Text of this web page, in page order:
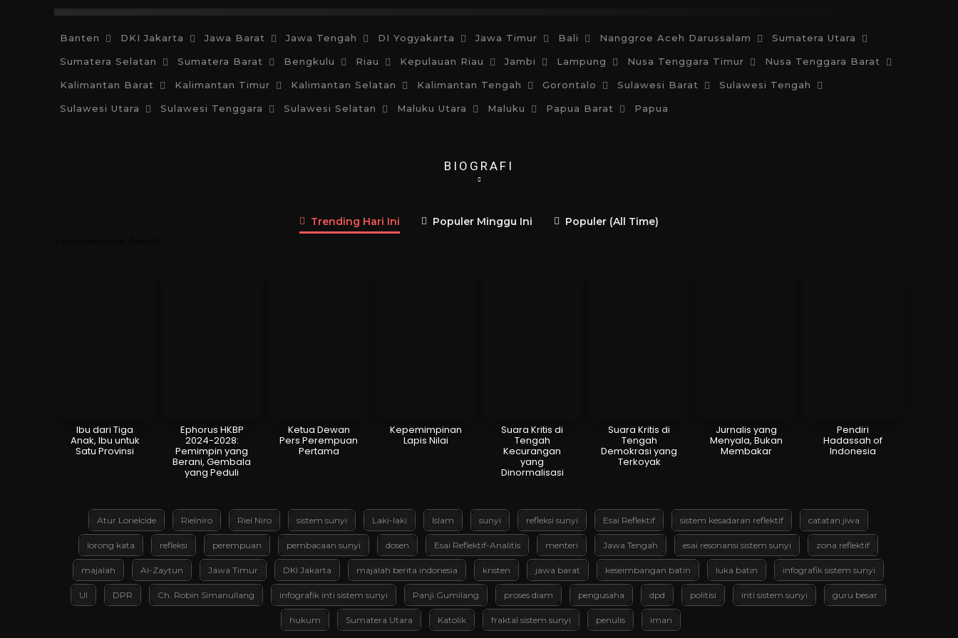
Banten DKI Jakarta Jawa Barat Jawa Tengah DI Yogyakarta Jawa Timur Bali Nanggroe Aceh Darussalam Sumatera Utara
Sumatera Selatan Sumatera Barat Bengkulu Riau Kepulauan Riau Jambi Lampung Nusa Tenggara Timur Nusa Tenggara Barat
Kalimantan Barat Kalimantan Timur Kalimantan Selatan Kalimantan Tengah Gorontalo Sulawesi Barat Sulawesi Tengah
Sulawesi Utara Sulawesi Tenggara Sulawesi Selatan Maluku Utara Maluku Papua Barat Papua
BIOGRAFI
Trending Hari Ini Populer Minggu Ini Populer (All Time)
Ibu dari Tiga
Anak, Ibu untuk
Satu Provinsi
Ephorus HKBP
2024-2028:
Pemimpin yang
Berani, Gembala
yang Peduli
Ketua Dewan
Pers Perempuan
Pertama
Kepemimpinan
Lapis Nilai
Suara Kritis di
Tengah
Kecurangan
yang
Dinormalisasi
Suara Kritis di
Tengah
Demokrasi yang
Terkoyak
Jurnalis yang
Menyala, Bukan
Membakar
Pendiri
Hadassah of
Indonesia
Atur Lorielcide Rielniro Riel Niro sistem sunyi Laki-laki Islam sunyi refleksi sunyi Esai Reflektif sistem kesadaran reflektif catatan jiwa
lorong kata refleksi perempuan pembacaan sunyi dosen Esai Reflektif-Analitis menteri Jawa Tengah esai resonansi sistem sunyi zona reflektif
majalah Al-Zaytun Jawa Timur DKI Jakarta majalah berita indonesia kristen jawa barat keseimbangan batin luka batin infografik sistem sunyi
UI DPR Ch. Robin Simanullang infografik inti sistem sunyi Panji Gumilang proses diam pengusaha dpd politisi inti sistem sunyi guru besar
hukum Sumatera Utara Katolik fraktal sistem sunyi penulis iman